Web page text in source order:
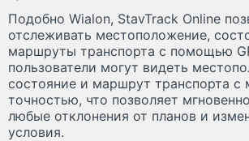
Подобно Wialon, StavTrack Online
отслеживать местоположение,
маршруты транспорта с помощью
пользователи могут видеть
состояние и маршрут транспорта с
точностью, что позволяет
любые отклонения от планов и
условия.